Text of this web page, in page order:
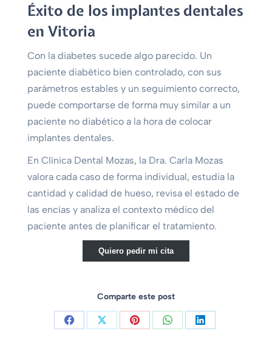
Éxito de los implantes dentales
en Vitoria
Con la diabetes sucede algo parecido. Un
paciente diabético bien controlado, con sus
parámetros estables y un seguimiento correcto,
puede comportarse de forma muy similar a un
paciente no diabético a la hora de colocar
implantes dentales.
En Clínica Dental Mozas, la Dra. Carla Mozas
valora cada caso de forma individual, estudia la
cantidad y calidad de hueso, revisa el estado de
las encías y analiza el contexto médico del
paciente antes de planificar el tratamiento.
Quiero pedir mi cita
Comparte este post